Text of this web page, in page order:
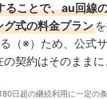
ることで、au回線
式の料金プラン
（※）ため、公式
の契約はそのまま
日超の継続利用に一定の